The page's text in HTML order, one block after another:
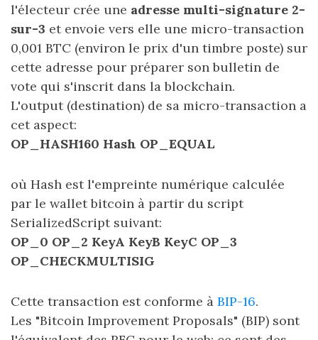
l'électeur crée une adresse multi-signature 2-
sur-3 et envoie vers elle une micro-transaction
0,001 BTC (environ le prix d'un timbre poste) sur
cette adresse pour préparer son bulletin de
vote qui s'inscrit dans la blockchain.
L'output (destination) de sa micro-transaction a
cet aspect:
OP_HASH160 Hash OP_EQUAL
où Hash est l'empreinte numérique calculée
par le wallet bitcoin à partir du script
SerializedScript suivant:
OP_0 OP_2 KeyA KeyB KeyC OP_3
OP_CHECKMULTISIG
Cette transaction est conforme à BIP-16.
Les "Bitcoin Improvement Proposals" (BIP) sont